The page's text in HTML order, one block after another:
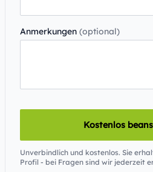
Anmerkungen (optional)
Kostenlos
Unverbindlich und kostenlos. Sie
Profil - bei Fragen sind wir jederzeit